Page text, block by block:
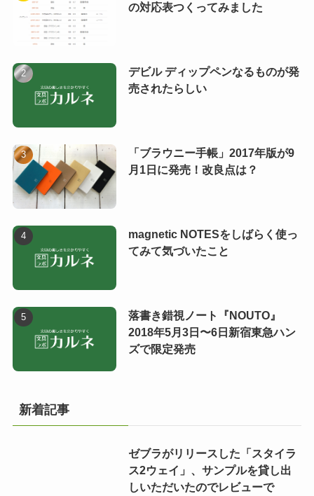
の対応表つくってみました
デビル ディップペンなるものが発
売されたらしい
「ブラウニー手帳」2017年版が9
月1日に発売！改良点は？
magnetic NOTESをしばらく使っ
てみて気づいたこと
落書き錯視ノート『NOUTO』
2018年5月3日〜6日新宿東急ハン
ズで限定発売
新着記事
ゼブラがリリースした「スタイラ
ス2ウェイ」、サンプルを貸し出
しいただいたのでレビューで